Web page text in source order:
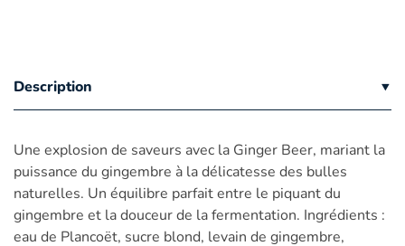
Description
Une explosion de saveurs avec la Ginger Beer, mariant la
puissance du gingembre à la délicatesse des bulles
naturelles. Un équilibre parfait entre le piquant du
gingembre et la douceur de la fermentation. Ingrédients :
eau de Plancoët, sucre blond, levain de gingembre,